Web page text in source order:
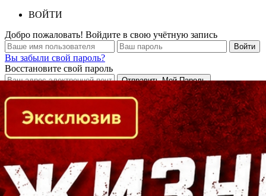
ВОЙТИ
Добро пожаловать! Войдите в свою учётную запись
Вы забыли свой пароль?
Восстановите свой пароль
Кто есть кто в Байкальском регионе